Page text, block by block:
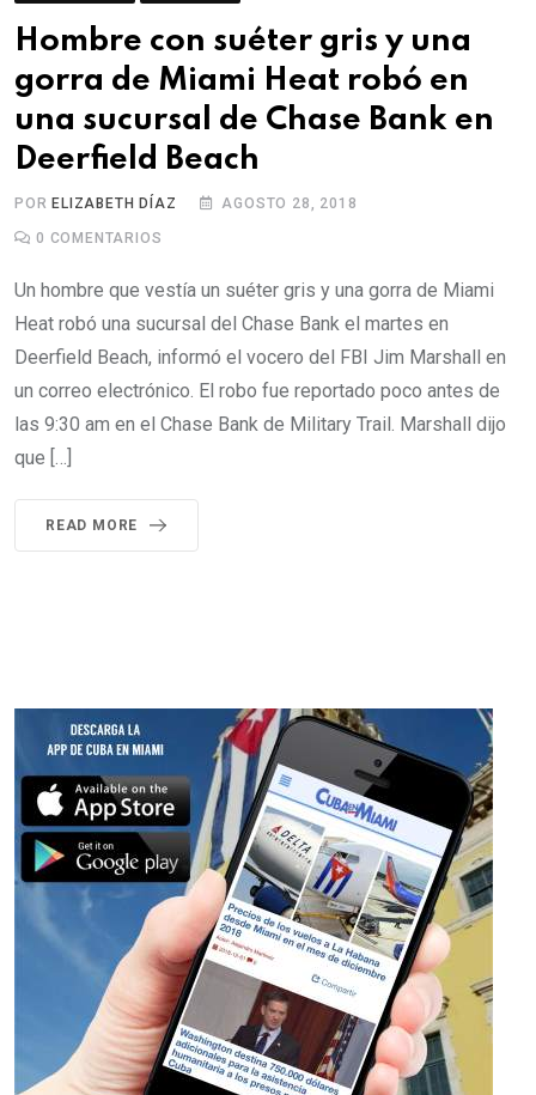
Hombre con suéter gris y una
gorra de Miami Heat robó en
una sucursal de Chase Bank en
Deerfield Beach
PORELIZABETH DÍAZ AGOSTO 28, 2018
0 COMENTARIOS
Un hombre que vestía un suéter gris y una gorra de Miami
Heat robó una sucursal del Chase Bank el martes en
Deerfield Beach, informó el vocero del FBI Jim Marshall en
un correo electrónico. El robo fue reportado poco antes de
las 9:30 am en el Chase Bank de Military Trail. Marshall dijo
que […]
READ MORE